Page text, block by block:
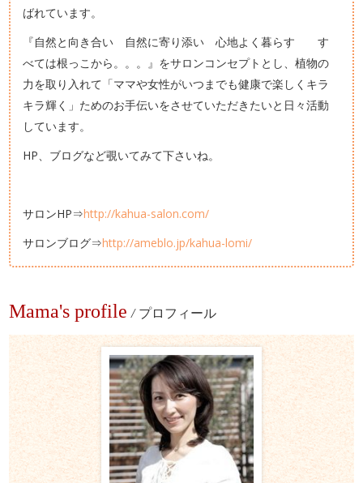
ばれています。
『自然と向き合い 自然に寄り添い 心地よく暮らす す
べては根っこから。。。』をサロンコンセプトとし、植物の
力を取り入れて「ママや女性がいつまでも健康で楽しくキラ
キラ輝く」ためのお手伝いをさせていただきたいと日々活動
しています。
HP、ブログなど覗いてみて下さいね。
サロンHP⇒http://kahua-salon.com/
サロンブログ⇒http://ameblo.jp/kahua-lomi/
Mama's profile / プロフィール